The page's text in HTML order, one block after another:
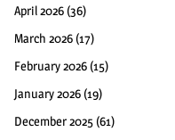
April 2026 (36)
March 2026 (17)
February 2026 (15)
January 2026 (19)
December 2025 (61)